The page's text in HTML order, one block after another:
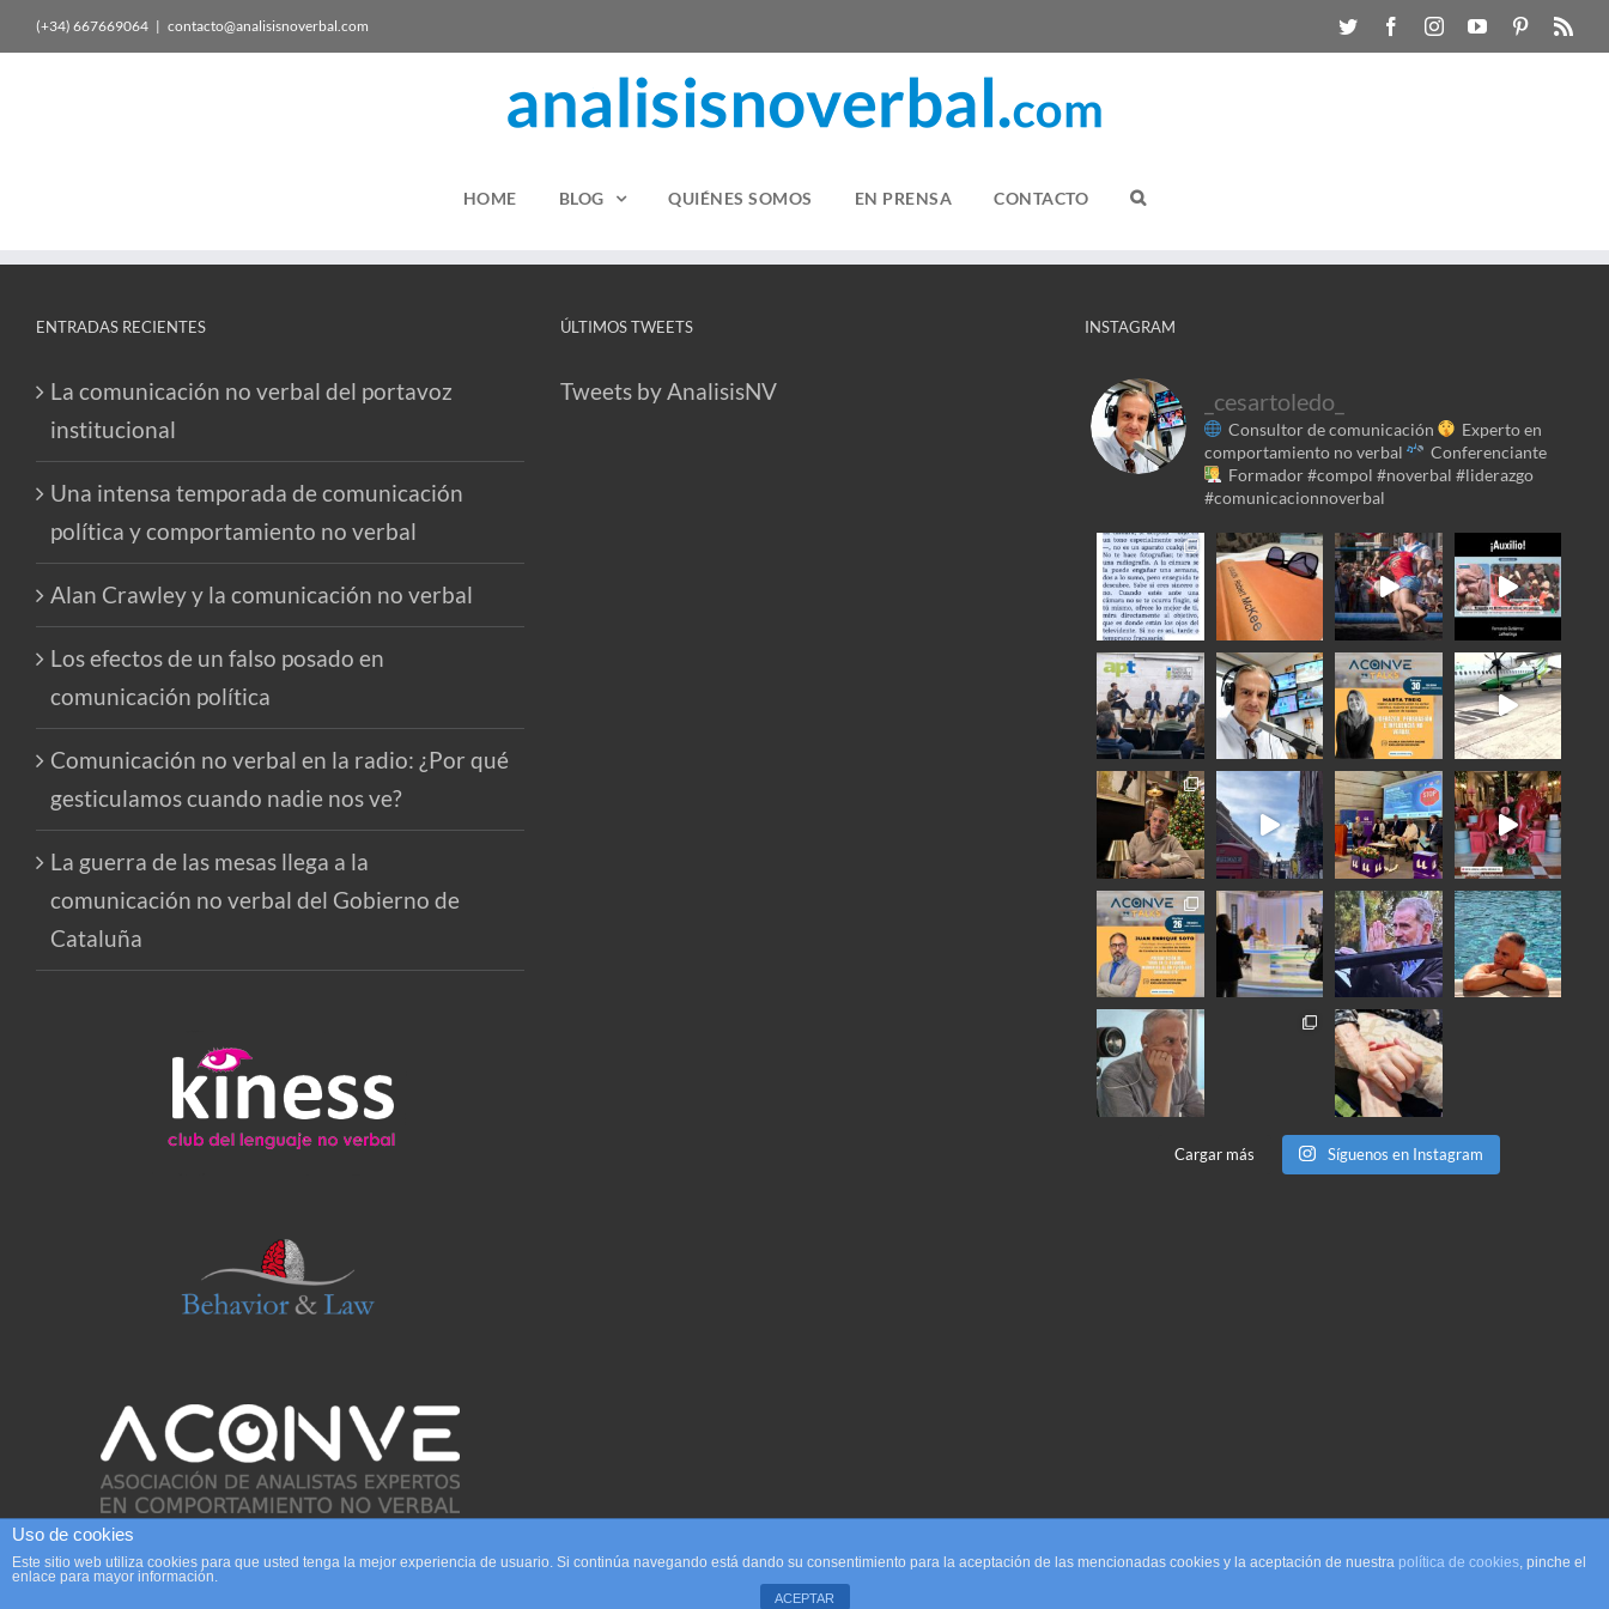
(+34) 667669064 | contacto@analisisnoverbal.com
HOME BLOG QUIÉNES SOMOS EN PRENSA CONTACTO
ENTRADAS RECIENTES
La comunicación no verbal del portavoz
institucional
Una intensa temporada de comunicación
política y comportamiento no verbal
Alan Crawley y la comunicación no verbal
Los efectos de un falso posado en
comunicación política
Comunicación no verbal en la radio: ¿Por qué
gesticulamos cuando nadie nos ve?
La guerra de las mesas llega a la
comunicación no verbal del Gobierno de
Cataluña
ÚLTIMOS TWEETS
Tweets by AnalisisNV
INSTAGRAM
_cesartoledo_
Consultor de comunicación
Experto en
comportamiento no verbal
Conferenciante
Formador#compol #noverbal #liderazgo
#comunicacionnoverbal
Cargar más Síguenos en Instagram
Copyright 2017 Análisis no verbal | Diseño: Begoña Tauler | contacto@analisisnoverbal.com
Uso de cookies
Este sitio web utiliza cookies para que usted tenga la mejor experiencia de usuario. Si continúa navegando está dando su consentimiento para la aceptación de las mencionadas cookies y la aceptación de nuestra política de cookies, pinche el
enlace para mayor información.
ACEPTAR